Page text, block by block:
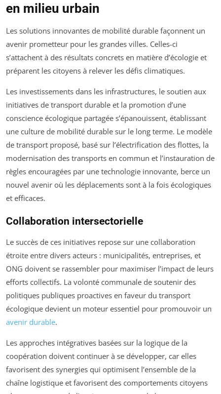
en milieu urbain
Les solutions innovantes de mobilité durable façonnent un
avenir prometteur pour les grandes villes. Celles-ci
s’attachent à des résultats concrets en matière d’écologie et
préparent les citoyens à relever les défis climatiques.
Les investissements dans les infrastructures, le soutien aux
initiatives de transport durable et la promotion d’une
conscience écologique partagée s’épanouissent, établissant
une culture de mobilité durable sur le long terme. Le modèle
de transport proposé, basé sur l’électrification des flottes, la
modernisation des transports en commun et l’instauration de
règles encouragées par une technologie innovante, berce un
nouvel avenir où les déplacements sont à la fois écologiques
et efficaces.
Collaboration intersectorielle
Le succès de ces initiatives repose sur une collaboration
étroite entre divers acteurs : municipalités, entreprises, et
ONG doivent se rassembler pour maximiser l’impact de leurs
efforts collectifs. La volonté communale de soutenir des
politiques publiques proactives en faveur du transport
écologique devient un moteur essentiel pour promouvoir un
avenir durable.
Les approches intégratives basées sur la logique de la
coopération doivent continuer à se développer, car elles
favorisent des synergies qui optimisent l’ensemble de la
chaîne logistique et favorisent des comportements citoyens